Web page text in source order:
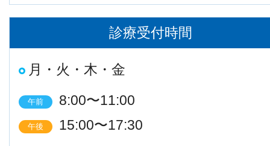
診療受付時間
月・火・木・金
午前 8:00〜11:00
午後 15:00〜17:30